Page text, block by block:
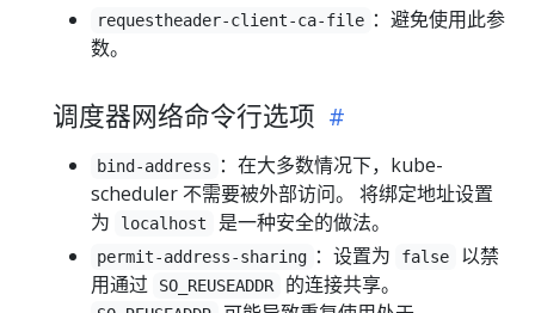
requestheader-client-ca-file ：避免使用此参
数。
调度器网络命令行选项
bind-address
：在大多数情况下，kube-
scheduler 不需要被外部访问。 将绑定地址设置
为
localhost 是一种安全的做法。
permit-address-sharing ：设置为 false
以禁
用通过
SO_REUSEADDR 的连接共享。